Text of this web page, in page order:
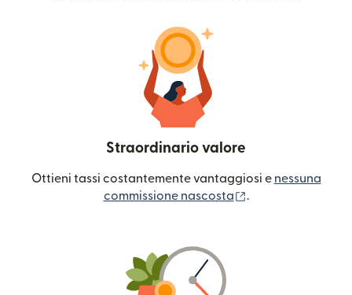
Straordinario valore
Ottieni tassi costantemente vantaggiosi e nessuna
commissione nascosta
.